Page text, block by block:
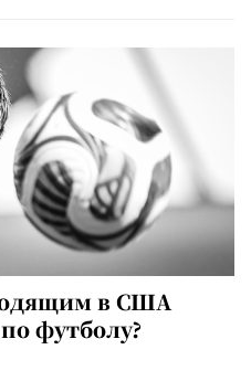
в США
футболу?